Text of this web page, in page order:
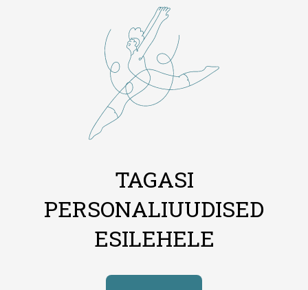
TAGASI
PERSONALIUUDISED
ESILEHELE